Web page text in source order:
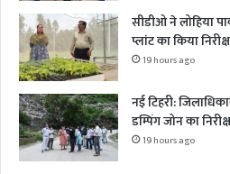
सीडीओ ने लोहिया
प्लांट का किया
19 hours ago
नई टिहरी:
डम्पिंग जोन का
19 hours ago